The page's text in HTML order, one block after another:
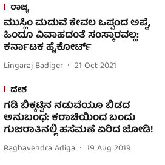
ರಾಜ್ಯ
ಮುಸ್ಲಿಂ ಮದುವೆ ಕೇವಲ ಒಪ್ಪಂದ ಅಷ್ಟೆ,
ಹಿಂದೂ ವಿವಾಹದಂತೆ ಸಂಸ್ಕಾರವಲ್ಲ:
ಕರ್ನಾಟಕ ಹೈಕೋರ್ಟ್
Lingaraj Badiger
21 Oct 2021
ದೇಶ
ಗಡಿ ಬಿಕ್ಕಟ್ಟಿನ ನಡುವೆಯೂ ಬಿಡದ
ಅನುಬಂಧ: ಕರಾಚಿಯಿಂದ ಬಂದು
ಗುಜರಾತಿನಲ್ಲಿ ಹಸೆಮಣೆ ಏರಿದ ಜೋಡಿ!
Raghavendra Adiga
19 Aug 2019